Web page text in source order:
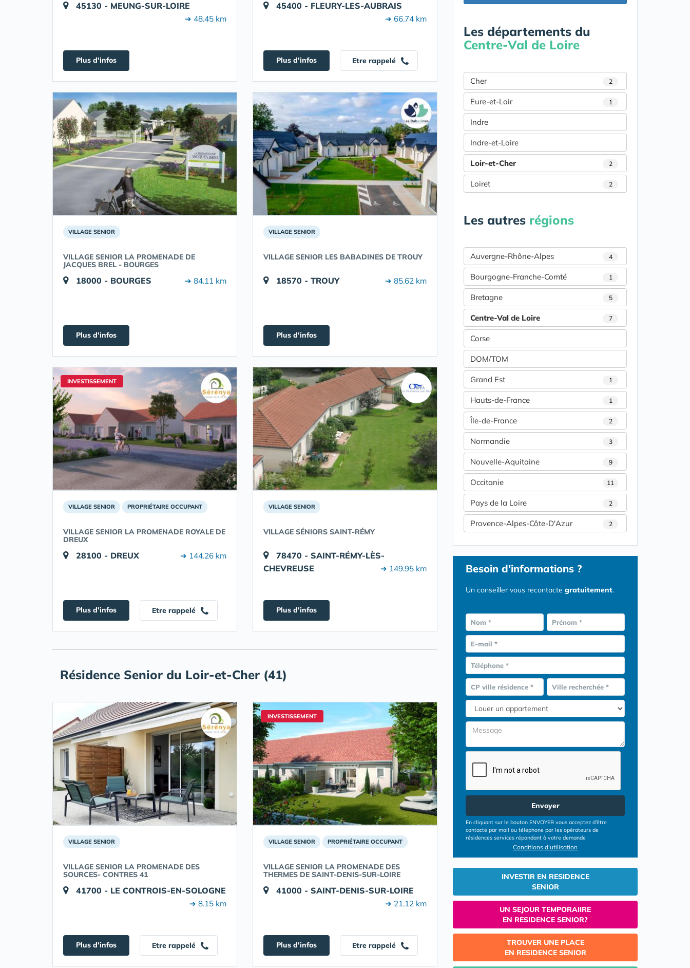
45130 - MEUNG-SUR-LOIRE
➔ 48.45 km
Plus d'infos
45400 - FLEURY-LES-AUBRAIS
➔ 66.74 km
Plus d'infos Etre rappelé
VILLAGE SENIOR
VILLAGE SENIOR LA PROMENADE DE
JACQUES BREL - BOURGES
18000 - BOURGES ➔ 84.11 km
Plus d'infos
VILLAGE SENIOR
VILLAGE SENIOR LES BABADINES DE TROUY
18570 - TROUY ➔ 85.62 km
Plus d'infos
INVESTISSEMENT
VILLAGE SENIOR PROPRIÉTAIRE OCCUPANT
VILLAGE SENIOR LA PROMENADE ROYALE DE
DREUX
28100 - DREUX ➔ 144.26 km
Plus d'infos Etre rappelé
VILLAGE SENIOR
VILLAGE SÉNIORS SAINT-RÉMY
78470 - SAINT-RÉMY-LÈS-
CHEVREUSE
➔ 149.95 km
Plus d'infos
Résidence Senior du Loir-et-Cher (41)
VILLAGE SENIOR
VILLAGE SENIOR LA PROMENADE DES
SOURCES- CONTRES 41
41700 - LE CONTROIS-EN-SOLOGNE
➔ 8.15 km
Plus d'infos Etre rappelé
INVESTISSEMENT
VILLAGE SENIOR PROPRIÉTAIRE OCCUPANT
VILLAGE SENIOR LA PROMENADE DES
THERMES DE SAINT-DENIS-SUR-LOIRE
41000 - SAINT-DENIS-SUR-LOIRE
➔ 21.12 km
Plus d'infos Etre rappelé
Les départements du
Centre-Val de Loire
Cher 2
Eure-et-Loir 1
Indre
Indre-et-Loire
Loir-et-Cher 2
Loiret 2
Les autres régions
Auvergne-Rhône-Alpes 4
Bourgogne-Franche-Comté 1
Bretagne 5
Centre-Val de Loire 7
Corse
DOM/TOM
Grand Est 1
Hauts-de-France 1
Île-de-France 2
Normandie 3
Nouvelle-Aquitaine 9
Occitanie 11
Pays de la Loire 2
Provence-Alpes-Côte-D'Azur 2
Besoin d'informations ?
Un conseiller vous recontacte gratuitement.
Nom * Prénom *
E-mail *
Téléphone *
CP ville résidence * Ville recherchée *
Envoyer
En cliquant sur le bouton ENVOYER vous acceptez d’être
contacté par mail ou téléphone par les opérateurs de
résidences services répondant à votre demande
Conditions d'utilisation
INVESTIR EN RESIDENCE
SENIOR
UN SEJOUR TEMPORAIIRE
EN RESIDENCE SENIOR?
TROUVER UNE PLACE
EN RESIDENCE SENIOR